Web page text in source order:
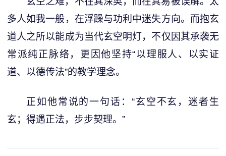
多人如我一般，在浮躁与功利中迷失方向。而抱玄
道人之所以能成为当代玄空明灯，不仅因其承袭无
常派纯正脉络，更因他坚持“以理服人、以实证
道、以德传法”的教学理念。
正如他常说的一句话：“玄空不玄，迷者生
玄；得遇正法，步步契理。”